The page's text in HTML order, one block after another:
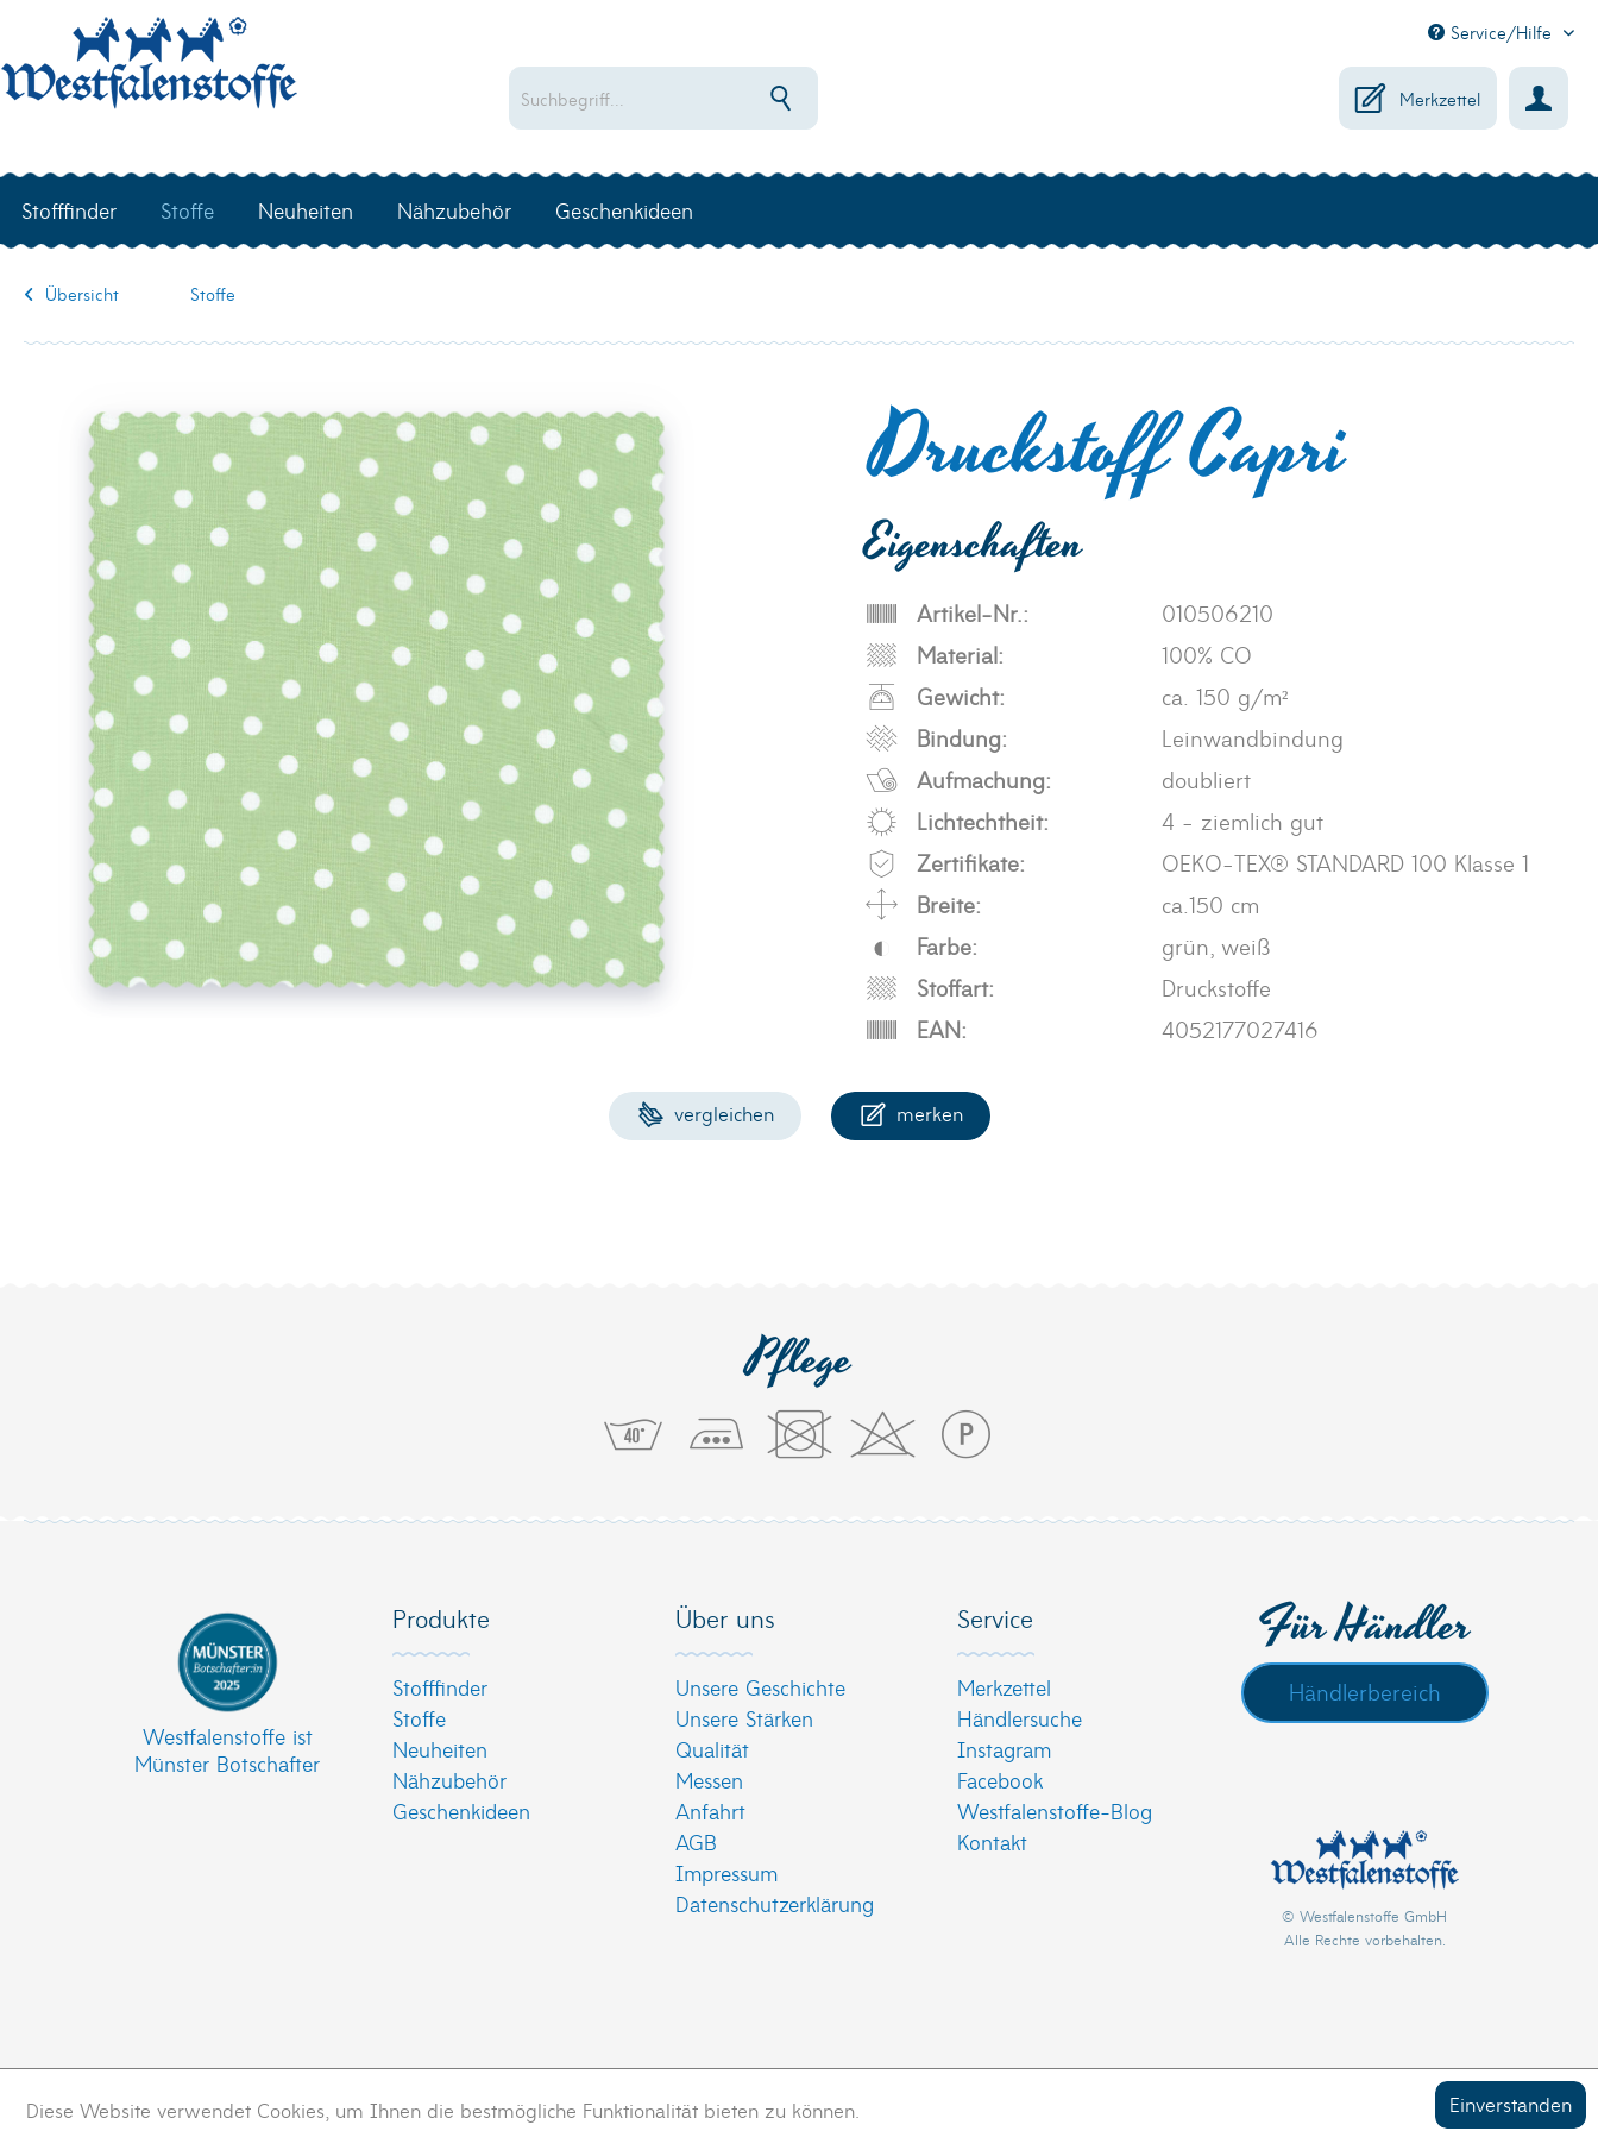
Service/Hilfe
Merkzettel
Stofffinder Stoffe Neuheiten Nähzubehör Geschenkideen
Übersicht Stoffe
Druckstoff Capri
Eigenschaften
Artikel-Nr.:
010506210
Material:
100% CO
Gewicht:
ca. 150 g/m²
Bindung:
Leinwandbindung
Aufmachung:
doubliert
Lichtechtheit:
4 - ziemlich gut
Zertifikate:
OEKO-TEX® STANDARD 100 Klasse 1
Breite:
ca.150 cm
Farbe:
grün, weiß
Stoffart:
Druckstoffe
EAN:
4052177027416
vergleichen merken
Pflege
Westfalenstoffe ist
Münster Botschafter
Produkte
Stofffinder
Stoffe
Neuheiten
Nähzubehör
Geschenkideen
Über uns
Unsere Geschichte
Unsere Stärken
Qualität
Messen
Anfahrt
AGB
Impressum
Datenschutzerklärung
Service
Merkzettel
Händlersuche
Instagram
Facebook
Westfalenstoffe-Blog
Kontakt
Für Händler
Händlerbereich
© Westfalenstoffe GmbH
Alle Rechte vorbehalten.
Diese Website verwendet Cookies, um Ihnen die bestmögliche Funktionalität bieten zu können. Einverstanden